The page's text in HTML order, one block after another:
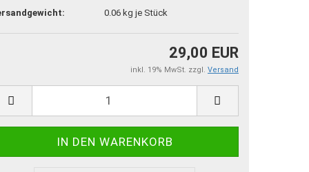
0.06 kg je Stück
29,00 EUR
inkl. 19% MwSt. zzgl. Versand